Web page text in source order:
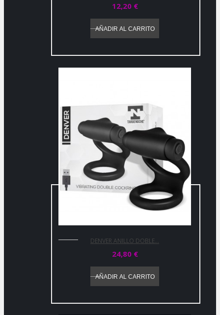
12,20 €
AÑADIR AL CARRITO
DENVER ANILLO DOBLE...
24,80 €
AÑADIR AL CARRITO